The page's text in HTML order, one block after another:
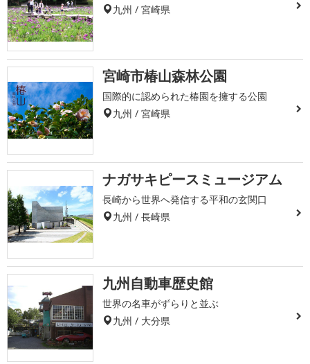
九州 / 宮崎県
宮崎市椿山森林公園
国際的に認められた椿園を擁する公園
九州 / 宮崎県
ナガサキピースミュージアム
長崎から世界へ発信する平和の玄関口
九州 / 長崎県
九州自動車歴史館
世界の名車がずらりと並ぶ
九州 / 大分県